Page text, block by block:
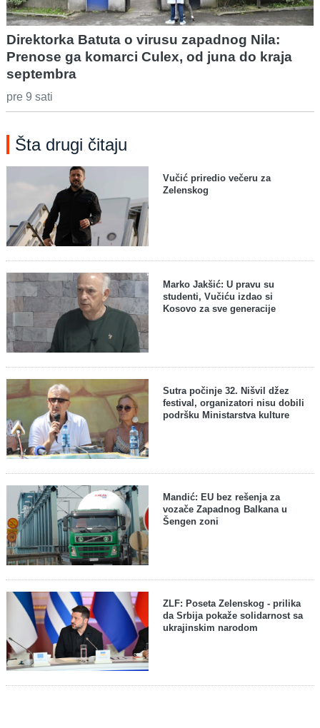
Direktorka Batuta o virusu zapadnog Nila:
Prenose ga komarci Culex, od juna do kraja
septembra
pre 9 sati
Šta drugi čitaju
Vučić priredio večeru za
Zelenskog
Marko Jakšić: U pravu su
studenti, Vučiću izdao si
Kosovo za sve generacije
Sutra počinje 32. Nišvil džez
festival, organizatori nisu dobili
podršku Ministarstva kulture
Mandić: EU bez rešenja za
vozače Zapadnog Balkana u
Šengen zoni
ZLF: Poseta Zelenskog - prilika
da Srbija pokaže solidarnost sa
ukrajinskim narodom